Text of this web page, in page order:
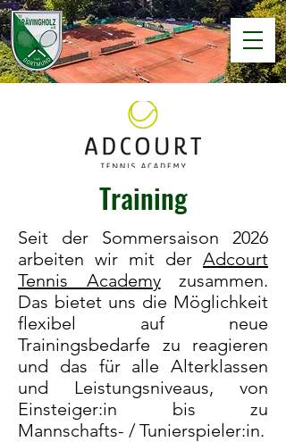
Training
Seit der Sommersaison 2026
arbeiten wir mit der Adcourt
Tennis Academyzusammen.
Das bietet uns die Möglichkeit
flexibel auf neue
Trainingsbedarfe zu reagieren
und das für alle Alterklassen
und Leistungsniveaus, von
Einsteiger:in bis zu
Mannschafts- / Tunierspieler:in.